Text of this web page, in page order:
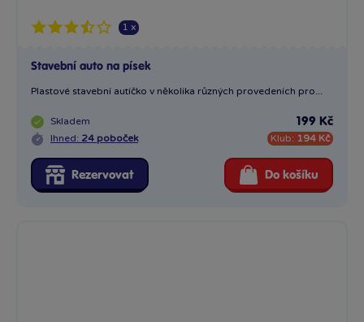
1 x
Stavební auto na písek
Plastové stavební autíčko v několika různých provedeních pro...
Skladem
Ihned: 24 poboček
199 Kč
Klub: 194 Kč
Rezervovat Do košíku